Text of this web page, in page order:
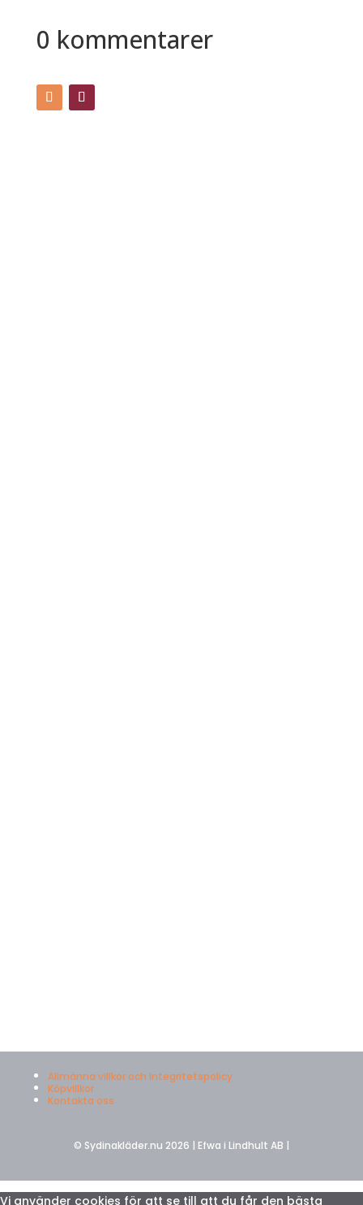
0 kommentarer
Allmänna villkor och Integritetspolicy
Köpvillkor
Kontakta oss
© Sydinakläder.nu 2026 | Efwa i Lindhult AB |
Vi använder cookies för att se till att du får den bästa